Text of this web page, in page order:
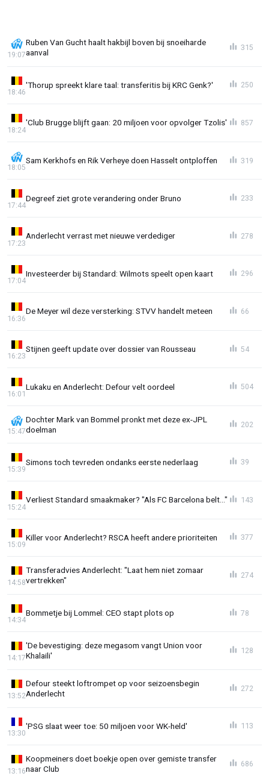
Ruben Van Gucht haalt hakbijl boven bij snoeiharde
aanval
19:07
315
'Thorup spreekt klare taal: transferitis bij KRC Genk?'
18:46
250
'Club Brugge blijft gaan: 20 miljoen voor opvolger Tzolis'
18:24
857
Sam Kerkhofs en Rik Verheye doen Hasselt ontploffen
18:05
319
Degreef ziet grote verandering onder Bruno
17:44
233
Anderlecht verrast met nieuwe verdediger
17:23
278
Investeerder bij Standard: Wilmots speelt open kaart
17:04
296
De Meyer wil deze versterking: STVV handelt meteen
16:36
66
Stijnen geeft update over dossier van Rousseau
16:23
54
Lukaku en Anderlecht: Defour velt oordeel
16:01
504
Dochter Mark van Bommel pronkt met deze ex-JPL
doelman
15:47
202
Simons toch tevreden ondanks eerste nederlaag
15:39
39
Verliest Standard smaakmaker? "Als FC Barcelona belt..."
15:24
143
Killer voor Anderlecht? RSCA heeft andere prioriteiten
15:09
377
Transferadvies Anderlecht: "Laat hem niet zomaar
vertrekken"
14:58
274
Bommetje bij Lommel: CEO stapt plots op
14:34
78
'De bevestiging: deze megasom vangt Union voor
Khalaili'
14:17
128
Defour steekt loftrompet op voor seizoensbegin
Anderlecht
13:52
272
'PSG slaat weer toe: 50 miljoen voor WK-held'
13:30
113
Koopmeiners doet boekje open over gemiste transfer
naar Club
13:16
686